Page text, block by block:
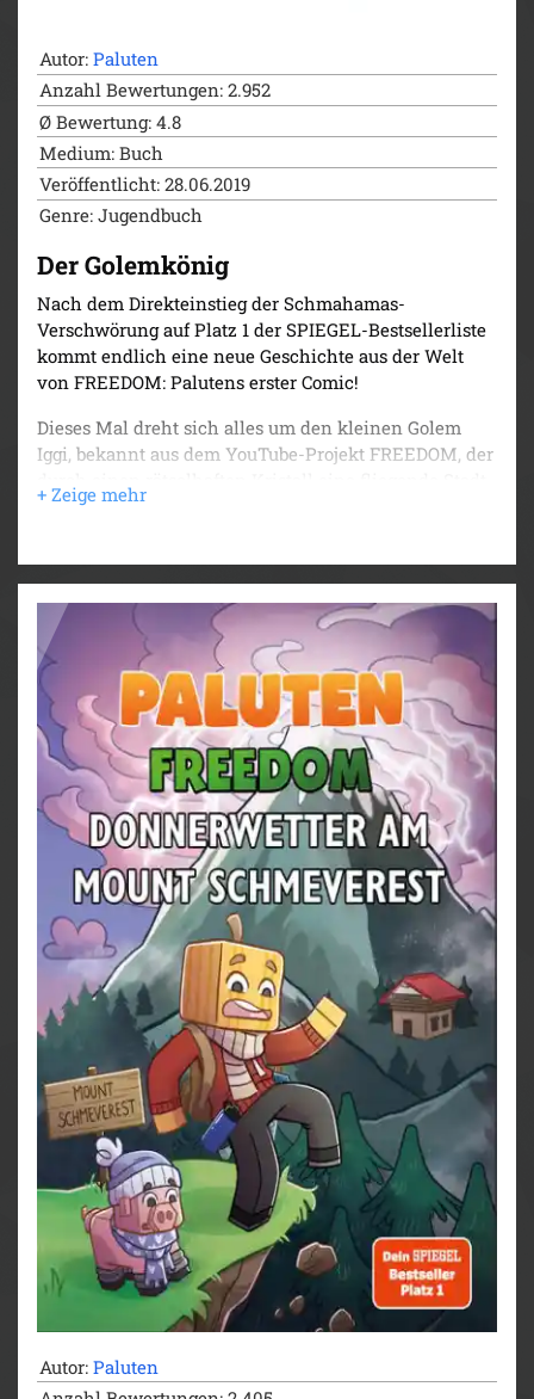
Autor: Paluten
Anzahl Bewertungen: 2.952
Ø Bewertung: 4.8
Medium: Buch
Veröffentlicht: 28.06.2019
Genre: Jugendbuch
Der Golemkönig
Nach dem Direkteinstieg der Schmahamas-
Verschwörung auf Platz 1 der SPIEGEL-Bestsellerliste
kommt endlich eine neue Geschichte aus der Welt
von FREEDOM: Palutens erster Comic!
Dieses Mal dreht sich alles um den kleinen Golem
Iggi, bekannt aus dem YouTube-Projekt FREEDOM, der
voller Golems herbeiruft. Paluten und seine Freunde
Iggi wie einen verschollenen Bruder auf. In ihrer
Stadt erwartet ihn ein wundervolles Leben an der
Seite des Golem-Königs, wenn er sich als würdig
erweist.
Iggi gibt alles, denn er will unbedingt ein mächtiger
Golem werden. Im Moment seines größten Erfolges
jedoch entdeckt Paluten eine schreckliche Wahrheit:
Jemand spielt ein falsches Spiel! Um Iggi und die
Golems zu warnen, ist es längst zu spät. Paluten und
Edgar müssen selbst aktiv werden, um Iggi zu retten -
und mit ihm die ganze Stadt.
Folgt Paluten, seinem besten Freund Edgar, Professor
Ente und General Dieter in ein neues Abenteuer. Jede
Menge Action und Explosions erwarten euch!
Autor: Paluten